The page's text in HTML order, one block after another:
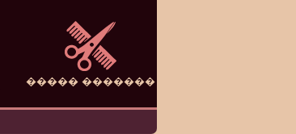
����� �������